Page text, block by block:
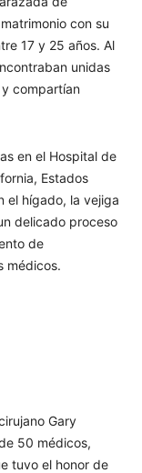
con su
17 y 25 años. Al
unidas
compartían
en el Hospital de
Estados
el hígado, la vejiga
delicado proceso
de
médicos.
Gary
50 médicos,
tuvo el honor de